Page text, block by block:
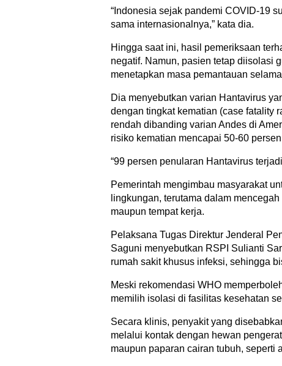
“Indonesia sejak pandemi COVID-19
sama internasionalnya,” kata dia.
Hingga saat ini, hasil pemeriksaan
negatif. Namun, pasien tetap diisolasi
menetapkan masa pemantauan
Dia menyebutkan varian Hantavirus
dengan tingkat kematian (case fatality
rendah dibanding varian Andes di
risiko kematian mencapai 50-60
“99 persen penularan Hantavirus
Pemerintah mengimbau masyarakat
lingkungan, terutama dalam
maupun tempat kerja.
Pelaksana Tugas Direktur Jenderal
Saguni menyebutkan RSPI Sulianti
rumah sakit khusus infeksi, sehingga
Meski rekomendasi WHO
memilih isolasi di fasilitas kesehatan
Secara klinis, penyakit yang
melalui kontak dengan hewan
maupun paparan cairan tubuh, seperti